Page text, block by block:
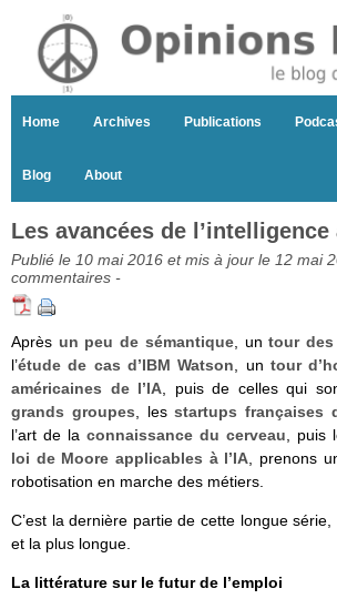
Home Archives Publications
Blog About
Les avancées de
Publié le 10 mai 2016 et mis à jour le 12 mai
commentaires -
Après un peu de sémantique, untour des
l’étude de cas d’IBM Watson , untour
américaines de l’IA , puis de celles qui
grands groupes , lesstartups françaises
l’art de la connaissance du cerveau , puis
loi de Moore applicables à l’IA , prenons
robotisation en marche des métiers.
C’est la dernière partie de cette longue
et la plus longue.
La littérature sur le futur de l’emploi